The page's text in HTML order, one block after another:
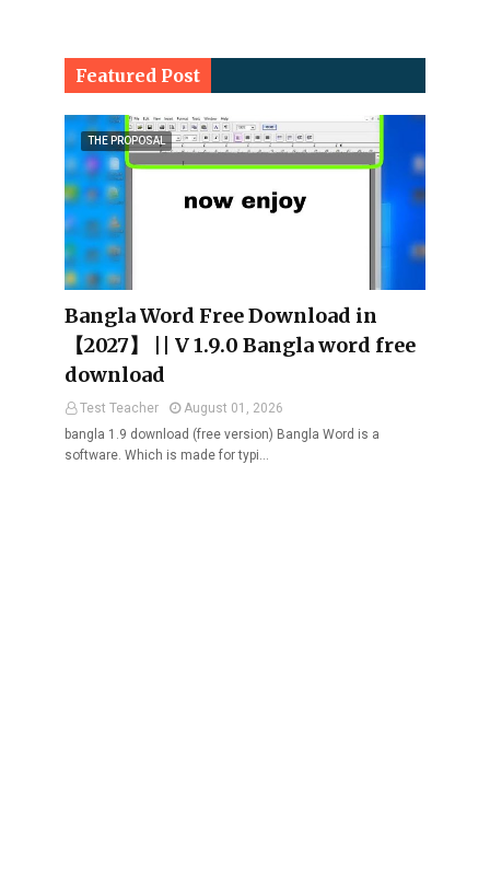
Featured Post
THE PROPOSAL
Bangla Word Free Download in
【2027】 || V 1.9.0 Bangla word free
download
Test Teacher
August 01, 2026
bangla 1.9 download (free version) Bangla Word is a
software. Which is made for typi…